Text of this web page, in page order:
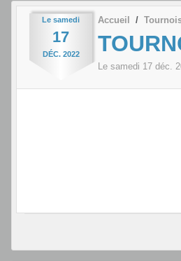
Le samedi
17
DÉC. 2022
Accueil
Le samedi 17 déc.